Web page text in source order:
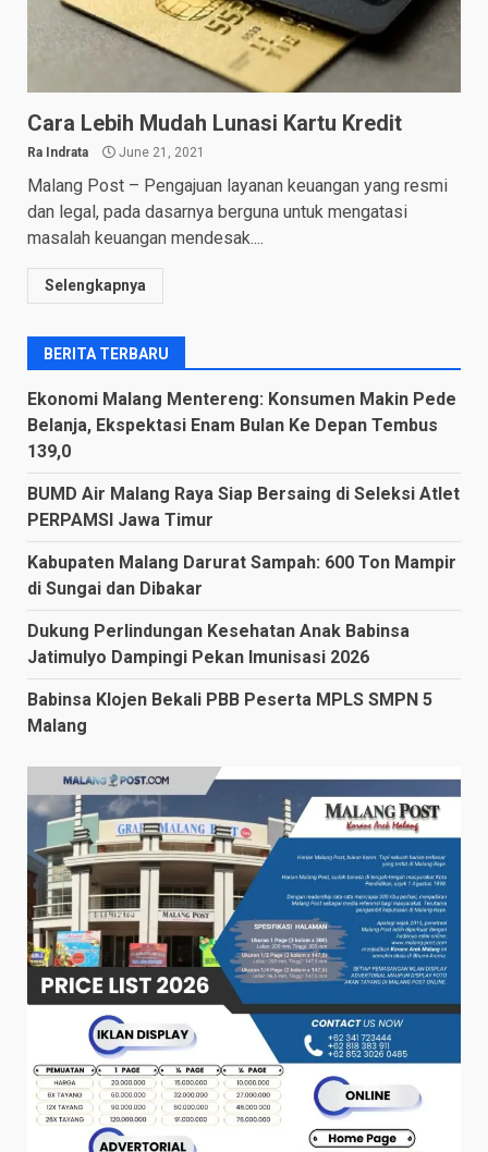
Cara Lebih Mudah Lunasi Kartu Kredit
Ra Indrata June 21, 2021
Malang Post – Pengajuan layanan keuangan yang resmi
dan legal, pada dasarnya berguna untuk mengatasi
masalah keuangan mendesak....
Selengkapnya
BERITA TERBARU
Ekonomi Malang Mentereng: Konsumen Makin Pede
Belanja, Ekspektasi Enam Bulan Ke Depan Tembus
139,0
BUMD Air Malang Raya Siap Bersaing di Seleksi Atlet
PERPAMSI Jawa Timur
Kabupaten Malang Darurat Sampah: 600 Ton Mampir
di Sungai dan Dibakar
Dukung Perlindungan Kesehatan Anak Babinsa
Jatimulyo Dampingi Pekan Imunisasi 2026
Babinsa Klojen Bekali PBB Peserta MPLS SMPN 5
Malang